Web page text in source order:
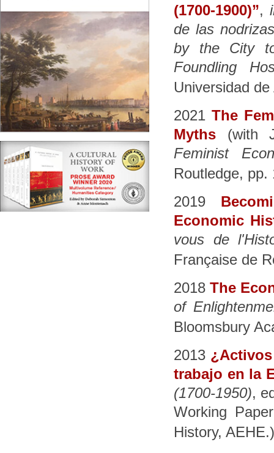
(1700-1900)”,
de las
by the City
Foundling
Universidad
2021 The
Myths (with
Feminist
Routledge,
2019
Economic
vous de
Française de
2018 The
of
Bloomsbury
2013
trabajo en la
(1700-1950),
Working
History,